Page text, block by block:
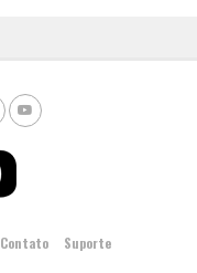
Contato
Suporte